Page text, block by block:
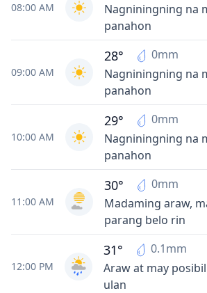
08:00 AM
Nagniningning na
panahon
09:00 AM
Nagniningning na
panahon
28° 0mm
10:00 AM
Nagniningning na
panahon
29° 0mm
11:00 AM
Madaming araw,
parang belo rin
30° 0mm
12:00 PM
Araw at may
ulan
31° 0.1mm